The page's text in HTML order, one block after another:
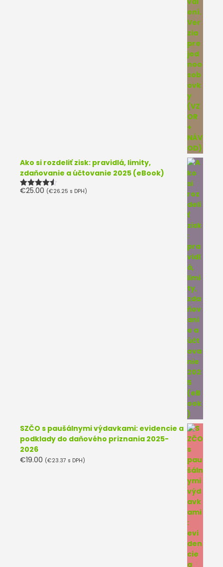
Ako si rozdeliť zisk: pravidlá, limity,
zdaňovanie a účtovanie 2025 (eBook)
Hodnotenie
€25.00 (€26.25 s DPH)
SZČO s paušálnymi výdavkami: evidencie a
podklady do daňového priznania 2025-
2026
€19.00 (€23.37 s DPH)